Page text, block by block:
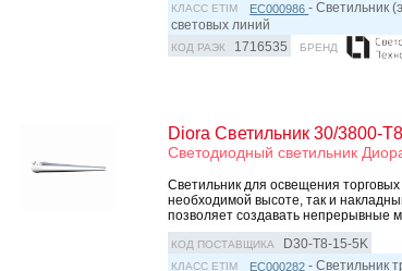
КЛАСС ETIM EC000986- Светильник
световых линий
КОД РАЭК 1716535 БРЕНД
Diora Светильник 30/3800-
Светодиодный светильник
Светильник для освещения
необходимой высоте, так и
позволяет создавать непрерывные
КОД ПОСТАВЩИКА D30-T8-15-5K
КЛАСС ETIM EC000282- Светильник